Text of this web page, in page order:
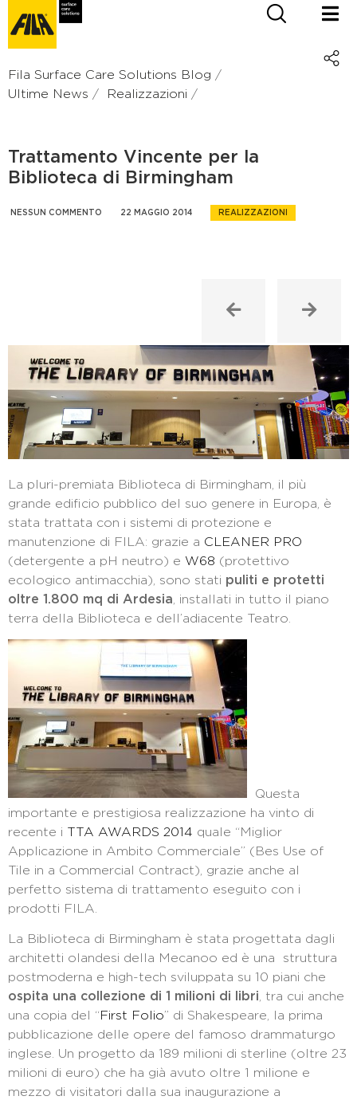
Fila Surface Care Solutions Blog
Ultime News
Realizzazioni
Trattamento Vincente per la
Biblioteca di Birmingham
NESSUN COMMENTO 22 MAGGIO 2014 REALIZZAZIONI
La pluri-premiata Biblioteca di Birmingham, il più
grande edificio pubblico del suo genere in Europa, è
stata trattata con i sistemi di protezione e
manutenzione di FILA: grazie a CLEANER PRO
(detergente a pH neutro) e W68 (protettivo
ecologico antimacchia), sono stati puliti e protetti
oltre 1.800 mq di Ardesia , installati in tutto il piano
terra della Biblioteca e dell’adiacente Teatro.
Questa
importante e prestigiosa realizzazione ha vinto di
recente i TTA AWARDS 2014 quale “Miglior
Applicazione in Ambito Commerciale” (Bes Use of
Tile in a Commercial Contract), grazie anche al
perfetto sistema di trattamento eseguito con i
prodotti FILA.
La Biblioteca di Birmingham è stata progettata dagli
architetti olandesi della Mecanoo ed è una struttura
postmoderna e high-tech sviluppata su 10 piani che
ospita una collezione di 1 milioni di libri, tra cui anche
una copia del “ First Folio” di Shakespeare, la prima
pubblicazione delle opere del famoso drammaturgo
inglese. Un progetto da 189 milioni di sterline (oltre 23
milioni di euro) che ha già avuto oltre 1 milione e
mezzo di visitatori dalla sua inaugurazione a